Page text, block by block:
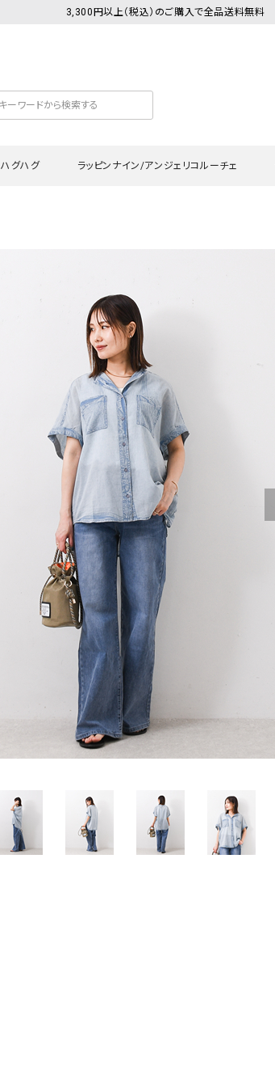
3,300円以上（税込）のご購入で全品送料無料
ハグハグ
ロング・マキシ丈
その他スカート
すべて見る
ラッピンナイン/アンジェリコルーチェ
タンクトップ・キャミソール
デニムパンツ
その他のパンツ
その他アウター